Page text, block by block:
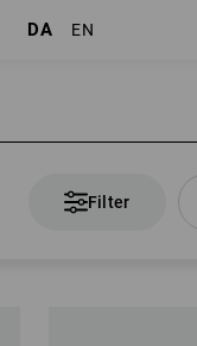
DA EN
Filter